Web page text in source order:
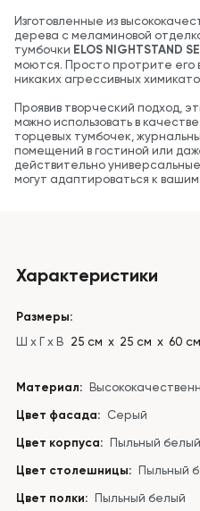
Изготовленные из
дерева с меламиновой
тумбочки ELOS NIGHTSTAND
моются. Просто протрите его
никаких агрессивных
Проявив творческий подход,
можно использовать в
торцевых тумбочек,
помещений в гостиной или
действительно
могут адаптироваться к
Характеристики
Размеры:
Ш x Г x В 25 см х 25 см х 60 см
Материал:
Цвет фасада: Серый
Цвет корпуса: Пыльный белый
Цвет столешницы: Пыльный
Цвет полки: Пыльный белый